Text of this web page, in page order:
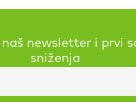
naš newsletter i prvi
sniženja